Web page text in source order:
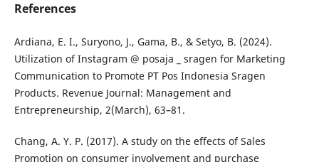
References
Ardiana, E. I., Suryono, J., Gama, B., & Setyo, B. (2024).
Utilization of Instagram @ posaja _ sragen for Marketing
Communication to Promote PT Pos Indonesia Sragen
Products. Revenue Journal: Management and
Entrepreneurship, 2(March), 63–81.
Chang, A. Y. P. (2017). A study on the effects of Sales
Promotion on consumer involvement and purchase